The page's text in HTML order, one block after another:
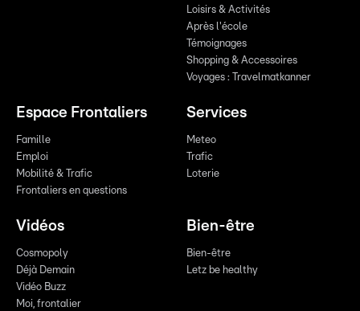
Loisirs & Activités
Après l'école
Témoignages
Shopping & Accessoires
Voyages : Travelmatkanner
Espace Frontaliers
Famille
Emploi
Mobilité & Trafic
Frontaliers en questions
Services
Meteo
Trafic
Loterie
Vidéos
Cosmopoly
Déjà Demain
Vidéo Buzz
Moi, frontalier
Bien-être
Bien-être
Letz be healthy